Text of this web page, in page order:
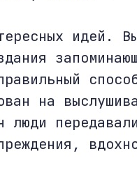
идей.
на
люди